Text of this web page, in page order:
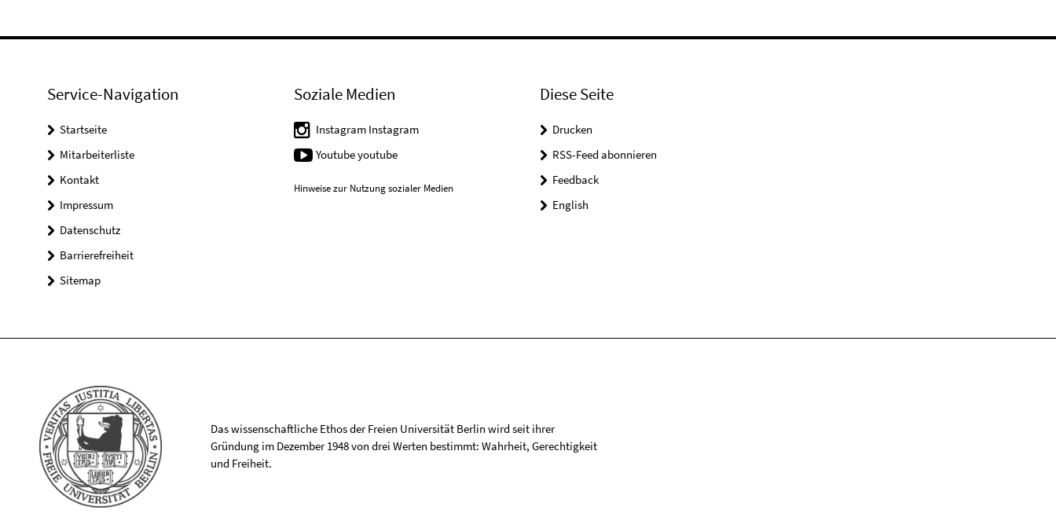
Service-Navigation
Startseite
Mitarbeiterliste
Kontakt
Impressum
Datenschutz
Barrierefreiheit
Sitemap
Soziale Medien
Instagram Instagram
Youtube youtube
Hinweise zur Nutzung sozialer Medien
Diese Seite
Drucken
RSS-Feed abonnieren
Feedback
English
Das wissenschaftliche Ethos der Freien Universität Berlin wird seit ihrer
Gründung im Dezember 1948 von drei Werten bestimmt: Wahrheit, Gerechtigkeit
und Freiheit.